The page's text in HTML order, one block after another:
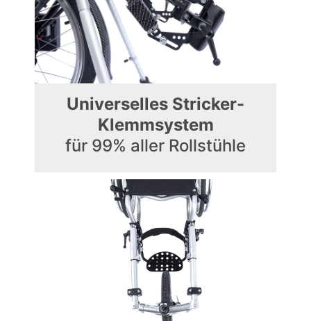
Universelles Stricker-
Klemmsystem
für 99% aller Rollstühle